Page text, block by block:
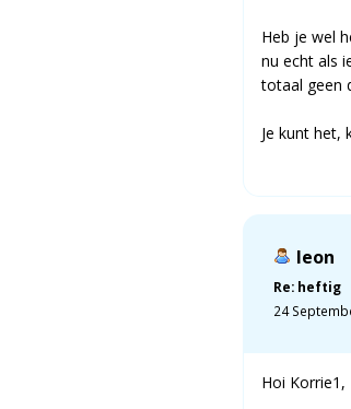
Heb je wel
nu echt als
totaal geen
Je kunt het,
leon
Re: heftig
24
Hoi Korrie1,